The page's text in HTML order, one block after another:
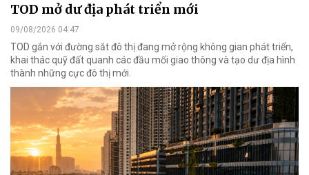
TOD mở dư địa phát triển mới
09/08/2026 04:47
TOD gắn với đường sắt đô thị đang mở rộng không gian phát triển,
khai thác quỹ đất quanh các đầu mối giao thông và tạo dư địa hình
thành những cực đô thị mới.